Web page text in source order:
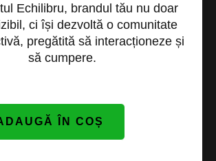
Echilibru, brandul tău nu doar
ci își dezvoltă o comunitate
pregătită să interacționeze și
să cumpere.
ÎN COȘ